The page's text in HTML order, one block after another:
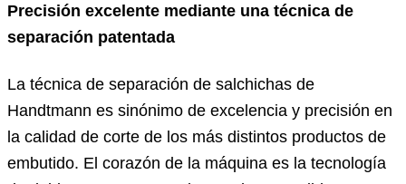
Precisión excelente mediante una técnica de
separación patentada
La técnica de separación de salchichas de
Handtmann es sinónimo de excelencia y precisión en
la calidad de corte de los más distintos productos de
embutido. El corazón de la máquina es la tecnología